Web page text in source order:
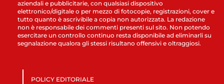
aziendali e pubblicitarie, con qualsiasi dispositivo
elettronico/digitale o per mezzo di fotocopie, registrazioni, cover e
tutto quanto è ascrivibile a copia non autorizzata. La redazione
non è responsabile dei commenti presenti sul sito. Non potendo
esercitare un controllo continuo resta disponibile ad eliminarli su
segnalazione qualora gli stessi risultano offensivi e oltraggiosi.
POLICY EDITORIALE